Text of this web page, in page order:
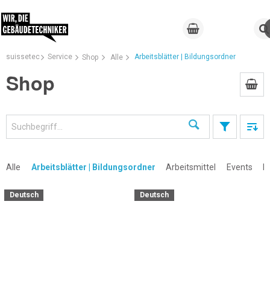
suissetec Service Shop Alle Arbeitsblätter | Bildungsordner
Shop
Suchen
Alle Arbeitsblätter | Bildungsordner Arbeitsmittel Events
Deutsch Deutsch